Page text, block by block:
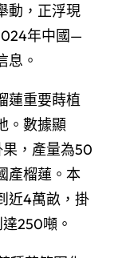
動，正浮現
年中國—
息。
蓮重要蒔植
。數據顯
，產量為50
產榴蓮。本
近4萬畝，掛
250噸。